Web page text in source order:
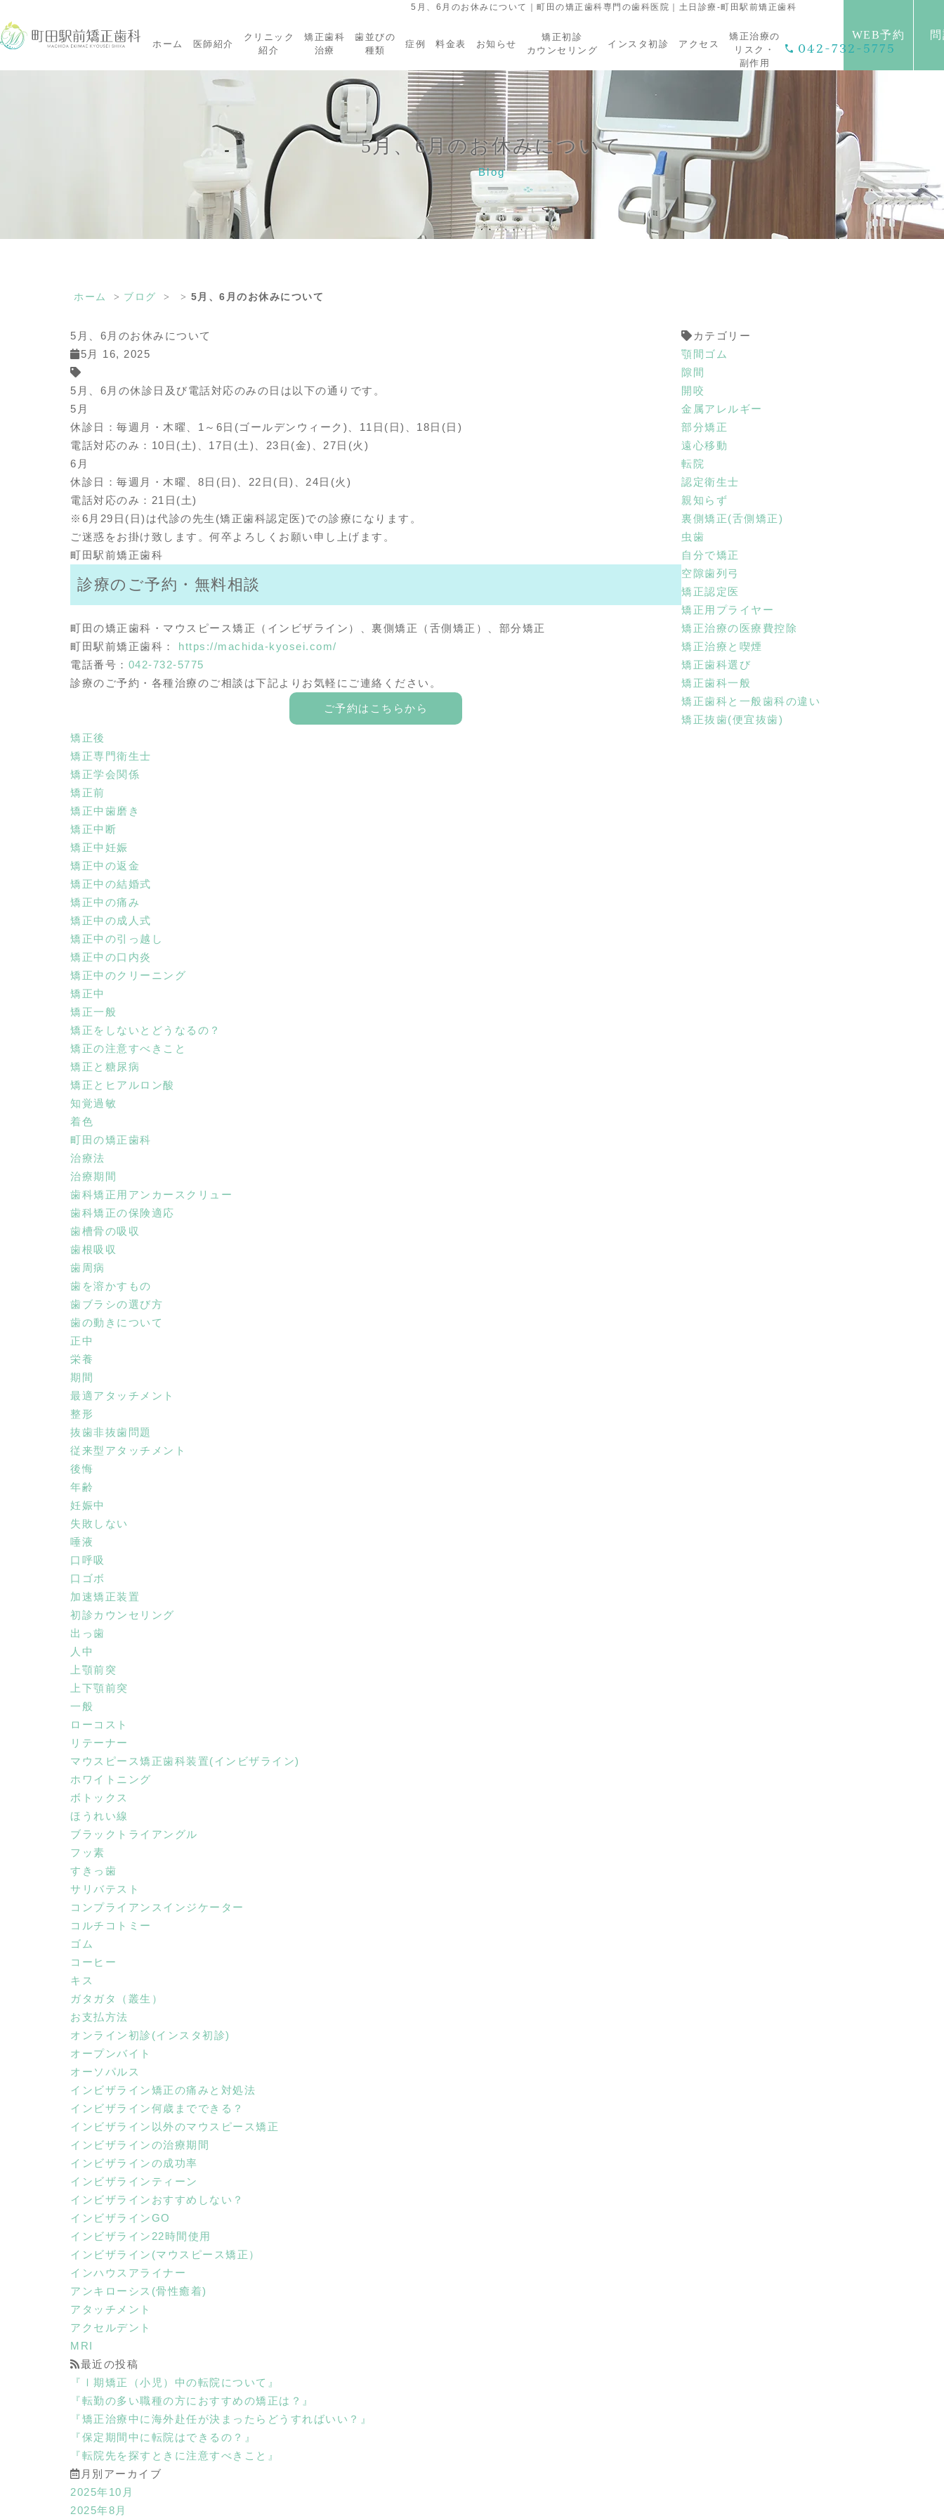
ホーム 医師紹介
クリニック
紹介
矯正歯科
治療
歯並びの
種類
症例 料金表 お知らせ
矯正初診
カウンセリング
インスタ初診 アクセス
矯正治療の
リスク・
副作用
042-732-5775
WEB予約
5月、6月のお休みについて｜町田の矯正歯科専門の歯科医院｜土日診療-町田駅前矯正歯科
5月、6月のお休みについて
Blog
ホーム ブログ 5月、6月のお休みについて
5月、6月のお休みについて
5月 16, 2025
5月、6月の休診日及び電話対応のみの日は以下の通りです。
5月
休診日：毎週月・木曜、1～6日(ゴールデンウィーク)、11日(日)、18日(日)
電話対応のみ：10日(土)、17日(土)、23日(金)、27日(火)
6月
休診日：毎週月・木曜、8日(日)、22日(日)、24日(火)
電話対応のみ：21日(土)
※6月29日(日)は代診の先生(矯正歯科認定医)での診療になります。
ご迷惑をお掛け致します。何卒よろしくお願い申し上げます。
町田駅前矯正歯科
診療のご予約・無料相談
町田の矯正歯科・マウスピース矯正（インビザライン）、裏側矯正（舌側矯正）、部分矯正
町田駅前矯正歯科：
https://machida-kyosei.com/
電話番号： 042-732-5775
診療のご予約・各種治療のご相談は下記よりお気軽にご連絡ください。
ご予約はこちらから
カテゴリー
顎間ゴム
隙間
開咬
金属アレルギー
部分矯正
遠心移動
転院
認定衛生士
親知らず
裏側矯正(舌側矯正)
虫歯
自分で矯正
空隙歯列弓
矯正認定医
矯正用プライヤー
矯正治療の医療費控除
矯正治療と喫煙
矯正歯科選び
矯正歯科一般
矯正歯科と一般歯科の違い
矯正抜歯(便宜抜歯)
矯正後
矯正専門衛生士
矯正学会関係
矯正前
矯正中歯磨き
矯正中断
矯正中妊娠
矯正中の返金
矯正中の結婚式
矯正中の痛み
矯正中の成人式
矯正中の引っ越し
矯正中の口内炎
矯正中のクリーニング
矯正中
矯正一般
矯正をしないとどうなるの？
矯正の注意すべきこと
矯正と糖尿病
矯正とヒアルロン酸
知覚過敏
着色
町田の矯正歯科
治療法
治療期間
歯科矯正用アンカースクリュー
歯科矯正の保険適応
歯槽骨の吸収
歯根吸収
歯周病
歯を溶かすもの
歯ブラシの選び方
歯の動きについて
正中
栄養
期間
最適アタッチメント
整形
抜歯非抜歯問題
従来型アタッチメント
後悔
年齢
妊娠中
失敗しない
唾液
口呼吸
口ゴボ
加速矯正装置
初診カウンセリング
出っ歯
人中
上顎前突
上下顎前突
一般
ローコスト
リテーナー
マウスピース矯正歯科装置(インビザライン)
ホワイトニング
ボトックス
ほうれい線
ブラックトライアングル
フッ素
すきっ歯
サリバテスト
コンプライアンスインジケーター
コルチコトミー
ゴム
コーヒー
キス
ガタガタ（叢生）
お支払方法
オンライン初診(インスタ初診)
オープンバイト
オーソパルス
インビザライン矯正の痛みと対処法
インビザライン何歳までできる？
インビザライン以外のマウスピース矯正
インビザラインの治療期間
インビザラインの成功率
インビザラインティーン
インビザラインおすすめしない？
インビザラインGO
インビザライン22時間使用
インビザライン(マウスピース矯正）
インハウスアライナー
アンキローシス(骨性癒着)
アタッチメント
アクセルデント
MRI
最近の投稿
『Ⅰ期矯正（小児）中の転院について』
『転勤の多い職種の方におすすめの矯正は？』
『矯正治療中に海外赴任が決まったらどうすればいい？』
『保定期間中に転院はできるの？』
『転院先を探すときに注意すべきこと』
月別アーカイブ
2025年10月
2025年8月